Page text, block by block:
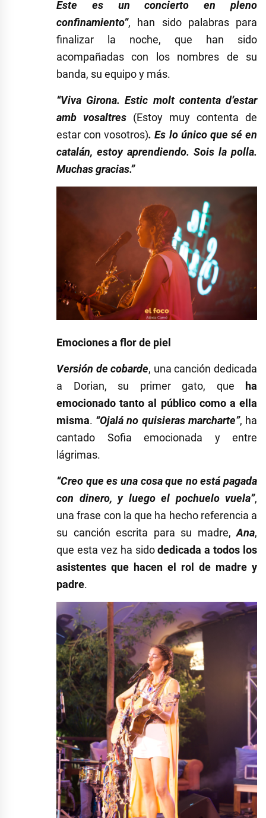
Este es un concierto en pleno
confinamiento”, han sido palabras para
finalizar la noche, que han sido
acompañadas con los nombres de su
banda, su equipo y más.
“Viva Girona. Estic molt contenta d’estar
amb vosaltres (Estoy muy contenta de
estar con vosotros). Es lo único que sé en
catalán, estoy aprendiendo. Sois la polla.
Muchas gracias.”
Emociones a flor de piel
Versión de cobarde, una canción dedicada
a Dorian, su primer gato, que
ha
emocionado tanto al público como a ella
misma. “Ojalá no quisieras marcharte”, ha
cantado Sofia emocionada y entre
lágrimas.
“Creo que es una cosa que no está pagada
con dinero, y luego el pochuelo vuela”,
una frase con la que ha hecho referencia a
su canción escrita para su madre,Ana,
que esta vez ha sidodedicada a todos los
asistentes que hacen el rol de madre y
padre.